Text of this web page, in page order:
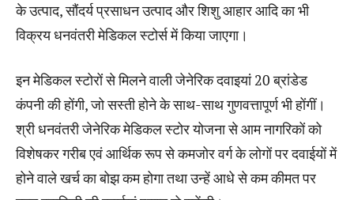
के उत्पाद, सौंदर्य प्रसाधन उत्पाद और शिशु आहार आदि का भी
विक्रय धनवंतरी मेडिकल स्टोर्स में किया जाएगा।
इन मेडिकल स्टोरों से मिलने वाली जेनेरिक दवाइयां 20 ब्रांडेड
कंपनी की होंगी, जो सस्ती होने के साथ-साथ गुणवत्तापूर्ण भी होंगीं।
श्री धनवंतरी जेनेरिक मेडिकल स्टोर योजना से आम नागरिकों को
विशेषकर गरीब एवं आर्थिक रूप से कमजोर वर्ग के लोगों पर दवाईयों में
होने वाले खर्च का बोझ कम होगा तथा उन्हें आधे से कम कीमत पर